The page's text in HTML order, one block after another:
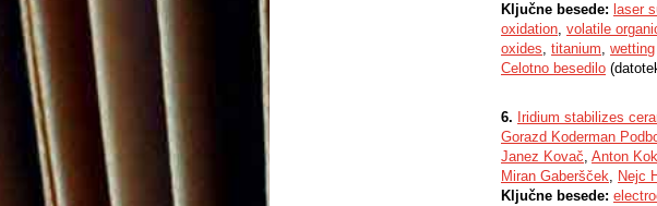
Ključne besede: laser
oxidation, volatile
oxides, titanium, wetting
Celotno besedilo
6. Iridium stabilizes
Gorazd Koderman
Janez Kovač, Anton
Miran Gaberšček, Nejc
Ključne besede: